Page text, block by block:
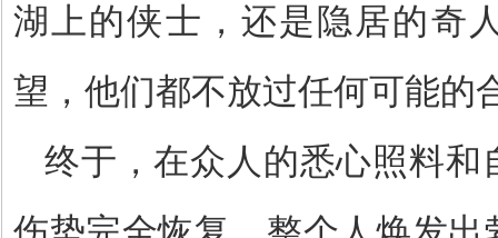
湖上的侠士，还是隐居的奇
望，他们都不放过任何可能的
终于，在众人的悉心照料和